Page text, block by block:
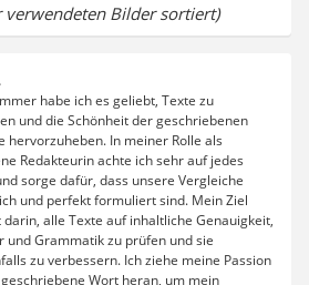
verwendeten Bilder sortiert)
habe ich es geliebt, Texte zu
und die Schönheit der geschriebenen
hervorzuheben. In meiner Rolle als
Redakteurin achte ich sehr auf jedes
sorge dafür, dass unsere Vergleiche
und perfekt formuliert sind. Mein Ziel
darin, alle Texte auf inhaltliche Genauigkeit,
und Grammatik zu prüfen und sie
zu verbessern. Ich ziehe meine Passion
Wort heran, um mein